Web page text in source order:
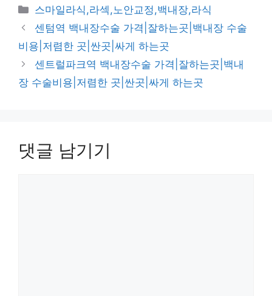
카
테
고
리
스마일라식,라섹,노안교정,백내장,라식
센텀역 백내장수술 가격|잘하는곳|백내장 수술
비용|저렴한 곳|싼곳|싸게 하는곳
센트럴파크역 백내장수술 가격|잘하는곳|백내
장 수술비용|저렴한 곳|싼곳|싸게 하는곳
댓글 남기기